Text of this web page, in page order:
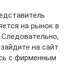
на рынок в
на сайт
с фирменным